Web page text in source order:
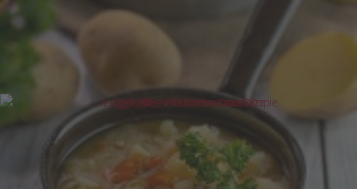
5,20 €